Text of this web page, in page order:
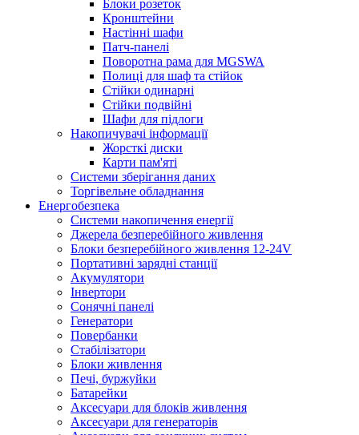
Блоки розеток
Кронштейни
Настінні шафи
Патч-панелі
Поворотна рама для MGSWA
Полиці для шаф та стійок
Стійки одинарні
Стійки подвійні
Шафи для підлоги
Накопичувачі інформації
Жорсткі диски
Карти пам'яті
Системи зберігання даних
Торгівельне обладнання
Енергобезпека
Системи накопичення енергії
Джерела безперебійного живлення
Блоки безперебійного живлення 12-24V
Портативні зарядні станції
Акумулятори
Інвертори
Сонячні панелі
Генератори
Повербанки
Стабілізатори
Блоки живлення
Печі, буржуйки
Батарейки
Аксесуари для блоків живлення
Аксесуари для генераторів